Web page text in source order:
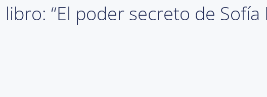
“El poder secreto de Sofía